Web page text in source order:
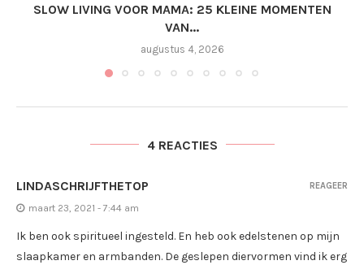
SLOW LIVING VOOR MAMA: 25 KLEINE MOMENTEN
VAN...
augustus 4, 2026
4 REACTIES
LINDASCHRIJFTHETOP
maart 23, 2021 - 7:44 am
Ik ben ook spiritueel ingesteld. En heb ook edelstenen op mijn
slaapkamer en armbanden. De geslepen diervormen vind ik erg
REAGEER